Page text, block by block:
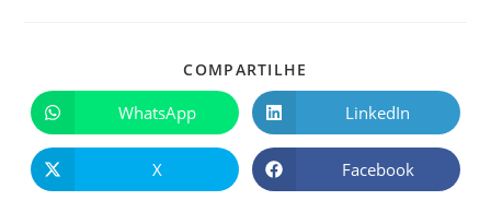
COMPARTILHE
WhatsApp LinkedIn
X Facebook